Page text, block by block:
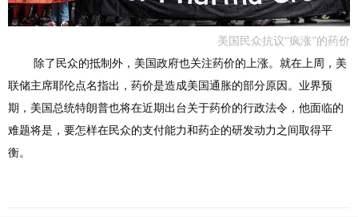
美国民众抗议“疯涨”的药价
除了民众的抵制外，美国政府也关注药价的上涨。就在上周，美
联储主席耶伦点名指出，药价是造成美国通胀的部分原因。业界预
期，美国总统特朗普也将在近期出台关于药价的行政法令，他面临的
难题将是，要怎样在民众的支付能力和药企的研发动力之间取得平
衡。